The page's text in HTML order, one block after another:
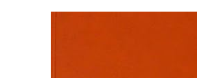
Colecciones